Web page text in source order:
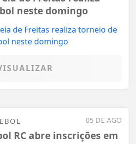
neste domingo
05 DE AGO
RC abre inscrições em